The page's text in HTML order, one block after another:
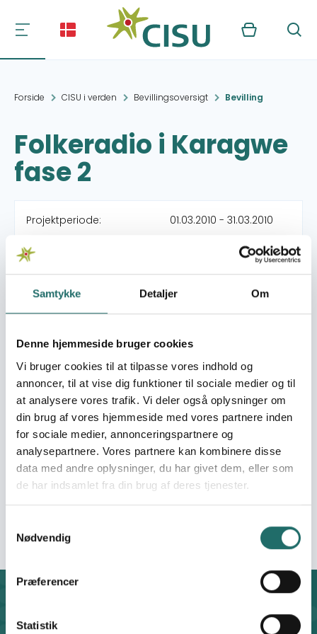
Samtykke Detaljer Om
Denne hjemmeside bruger cookies
Vi bruger cookies til at tilpasse vores indhold og
annoncer, til at vise dig funktioner til sociale medier og til
at analysere vores trafik. Vi deler også oplysninger om
din brug af vores hjemmeside med vores partnere inden
for sociale medier, annonceringspartnere og
analysepartnere. Vores partnere kan kombinere disse
data med andre oplysninger, du har givet dem, eller som
de har indsamlet fra din brug af deres tjenester.
Nødvendig
Præferencer
Statistik
Kurv Søg
Forside CISU i verden Bevillingsoversigt Bevilling
Folkeradio i Karagwe
fase 2
Projektperiode: 01.03.2010 - 31.03.2010
Beviliget beløb:
Organisation:
Karagwes Venner (Uld-
80)
Association (KAMEA)
Pulje: Civilsamfundspuljen
Indsatsområde:
Afsluttende
projektformulering
Indsatser foregår i: Tanzania
CISU - Civilsamfund i Udvikling